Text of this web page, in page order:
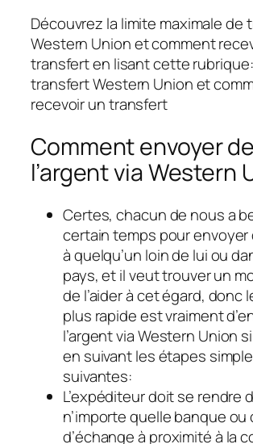
Découvrez la limite maximale de
Western Union et comment
transfert en lisant cette
transfert Western Union et
recevoir un transfert
Comment envoyer de
l’argent via Western
Certes, chacun de nous a
certain temps pour envoyer
à quelqu’un loin de lui ou
pays, et il veut trouver un
de l’aider à cet égard, donc
plus rapide est vraiment
l’argent via Western Union
en suivant les étapes
suivantes:
L’expéditeur doit se rendre
n’importe quelle banque
d’échange à proximité à la